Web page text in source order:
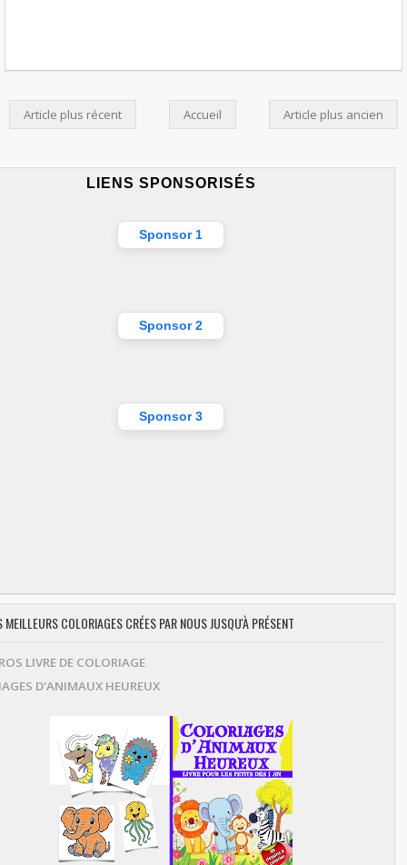
Article plus récent Article plus ancien
Accueil
LIENS SPONSORISÉS
Sponsor 1
Sponsor 2
Sponsor 3
MEILLEURS COLORIAGES CRÉES PAR NOUS JUSQU'À PRÉSENT
LIVRE DE COLORIAGE
D'ANIMAUX HEUREUX